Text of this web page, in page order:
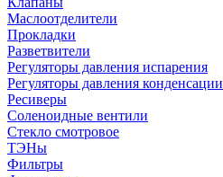
Маслоотделители
Прокладки
Разветвители
Регуляторы давления испарения
Регуляторы давления конденсации
Ресиверы
Соленоидные вентили
Стекло смотровое
ТЭНы
Фильтры